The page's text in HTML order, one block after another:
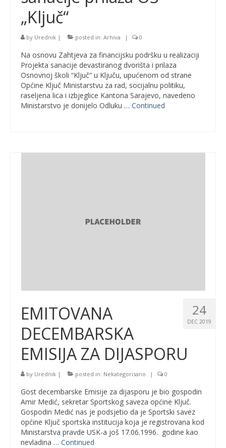
„Ključ“
by Urednik | posted in: Arhiva | 0
Na osnovu Zahtjeva za financijsku podršku u realizaciji
Projekta sanacije devastiranog dvorišta i prilaza
Osnovnoj školi “Ključ“ u Ključu, upućenom od strane
Općine Ključ Ministarstvu za rad, socijalnu politiku,
raseljena lica i izbjeglice Kantona Sarajevo, navedeno
Ministarstvo je donijelo Odluku … Continued
24
DEC 2019
EMITOVANA
DECEMBARSKA
EMISIJA ZA DIJASPORU
by Urednik | posted in: Nekategorisano | 0
Gost decembarske Emisije za dijasporu je bio gospodin
Amir Medić, sekretar Sportskog saveza općine Ključ.
Gospodin Medić nas je podsjetio da je Sportski savez
općine Ključ sportska institucija koja je registrovana kod
Ministarstva pravde USK-a još 17.06.1996. godine kao
nevladina … Continued